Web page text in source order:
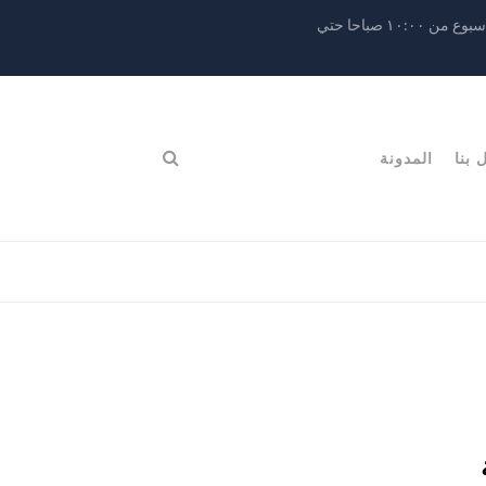
مواعيد العمل : جميع أيام الاسبوع من ١٠:٠٠ صباحا حتي
بنا المدونة